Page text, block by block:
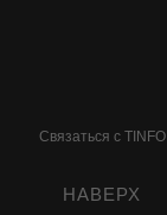
Связаться с TINFO
НАВЕРХ